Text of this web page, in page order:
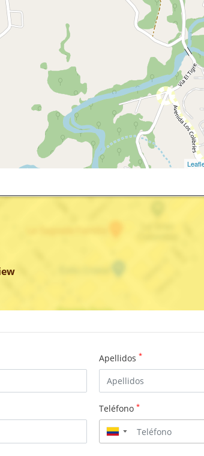
Apellidos *
Teléfono *
▼